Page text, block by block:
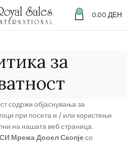
0 0.00 ДЕН
за
содржи објаснувања за
при посета и / или користење
на нашата веб страница.
Мрежа Дооел Скопјесо